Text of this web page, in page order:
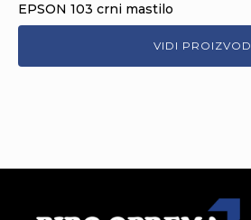
EPSON 103 crni mastilo
VIDI PROIZVOD